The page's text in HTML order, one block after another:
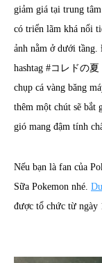
giảm giá tại trung
có triển lãm khá nổi
ảnh nằm ở dưới
hashtag #コレドの
chụp cá vàng băng
thêm một chút sẽ bắt
gió mang đậm tính
Nếu bạn là fan của
Sữa Pokemon nhé.
được tổ chức từ ngày